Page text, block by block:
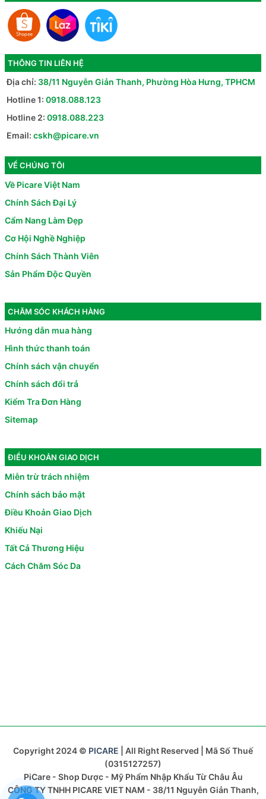
THÔNG TIN LIÊN HỆ
Địa chỉ: 38/11 Nguyễn Giản Thanh, Phường Hòa Hưng, TPHCM
Hotline 1: 0918.088.123
Hotline 2: 0918.088.223
Email: cskh@picare.vn
VỀ CHÚNG TÔI
Về Picare Việt Nam
Chính Sách Đại Lý
Cẩm Nang Làm Đẹp
Cơ Hội Nghề Nghiệp
Chính Sách Thành Viên
Sản Phẩm Độc Quyền
CHĂM SÓC KHÁCH HÀNG
Hướng dẫn mua hàng
Hình thức thanh toán
Chính sách vận chuyển
Chính sách đổi trả
Kiểm Tra Đơn Hàng
Sitemap
ĐIỀU KHOẢN GIAO DỊCH
Miễn trừ trách nhiệm
Chính sách bảo mật
Điều Khoản Giao Dịch
Khiếu Nại
Tất Cả Thương Hiệu
Cách Chăm Sóc Da
Copyright 2024 © PICARE | All Right Reserved | Mã Số Thuế
(0315127257)
PiCare - Shop Dược - Mỹ Phẩm Nhập Khẩu Từ Châu Âu
CÔNG TY TNHH PICARE VIET NAM - 38/11 Nguyễn Giản Thanh,